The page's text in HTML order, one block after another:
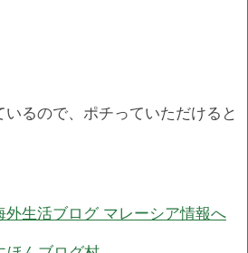
るので、ポチっていただけると